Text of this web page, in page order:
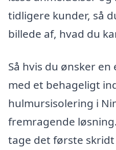
tidligere kunder, så
billede af, hvad du
Så hvis du ønsker
med et behageligt
hulmursisolering i
fremragende
tage det første